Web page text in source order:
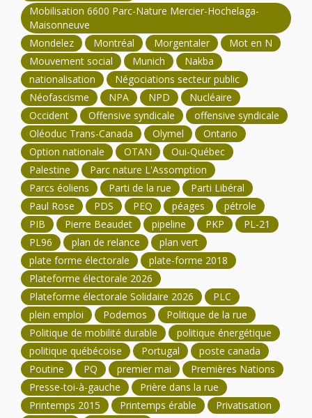
Mobilisation 6600 Parc-Nature Mercier-Hochelaga-
Maisonneuve
Mondelez
Montréal Morgentaler
Mot en N
Mouvement social
Munich
Nakba
nationalisation
Négociations secteur public
Néofascisme
NPA NPD
Nucléaire
Occident
Offensive syndicale
offensive syndicale
Oléoduc Trans-Canada
Olymel
Ontario
Option nationale
OTAN
Oui-Québec
Palestine
Parc nature L'Assomption
Parcs éoliens
Parti de la rue
Parti Libéral
Paul Rose
PDS PEQ péages
pétrole
PIB
Pierre Beaudet pipeline PKP
PL-21
PL96
plan de relance
plan vert
plate forme électorale
plate-forme 2018
Plateforme électorale 2026
Plateforme électorale Solidaire 2026
PLC
plein emploi
Podemos
Politique de la rue
Politique de mobilité durable
politique énergétique
politique québécoise
Portugal
poste canada
Poutine
PQ premier mai
Premières Nations
Presse-toi-à-gauche
Prière dans la rue
Printemps 2015
Printemps érable
Privatisation